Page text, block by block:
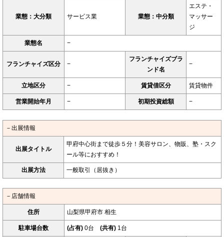
業態：大分類 サービス業 業態：中分類
エステ・
マッサー
ジ
業態名 −
フランチャイズ区分 −
フランチャイズブラ
ンド名
−
立地区分 − 賃貸借区分 賃貸物件
営業開始年月 − 初期投資総額 −
－出展情報
出展タイトル
甲府中心街まで徒歩５分！美容サロン、物販、塾・スク
ール等におすすめ！
出展方法 一般取引（居抜き）
－店舗情報
住所 山梨県甲府市 相生
駐車場台数 (占有) 0台 (共有) 1台